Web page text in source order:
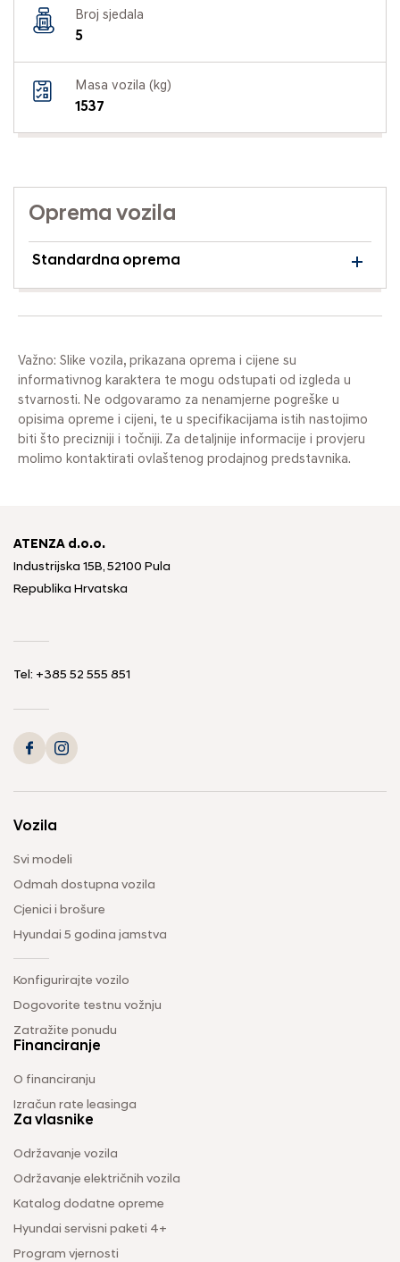
Broj sjedala
5
Masa vozila (kg)
1537
Oprema vozila
Standardna oprema
Važno: Slike vozila, prikazana oprema i cijene su
informativnog karaktera te mogu odstupati od izgleda u
stvarnosti. Ne odgovaramo za nenamjerne pogreške u
opisima opreme i cijeni, te u specifikacijama istih nastojimo
biti što precizniji i točniji. Za detaljnije informacije i provjeru
molimo kontaktirati ovlaštenog prodajnog predstavnika.
ATENZA d.o.o.
Industrijska 15B, 52100 Pula
Republika Hrvatska
Tel: +385 52 555 851
Vozila
Svi modeli
Odmah dostupna vozila
Cjenici i brošure
Hyundai 5 godina jamstva
Konfigurirajte vozilo
Dogovorite testnu vožnju
Zatražite ponudu
Financiranje
O financiranju
Izračun rate leasinga
Za vlasnike
Održavanje vozila
Održavanje električnih vozila
Katalog dodatne opreme
Hyundai servisni paketi 4+
Program vjernosti